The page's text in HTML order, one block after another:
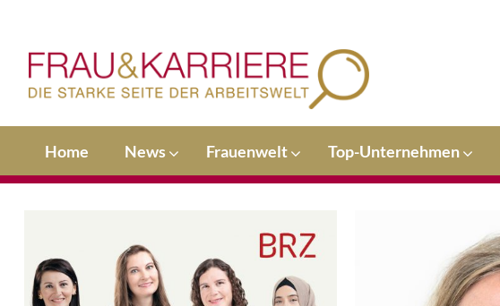
Home News Frauenwelt Top-Unternehmen